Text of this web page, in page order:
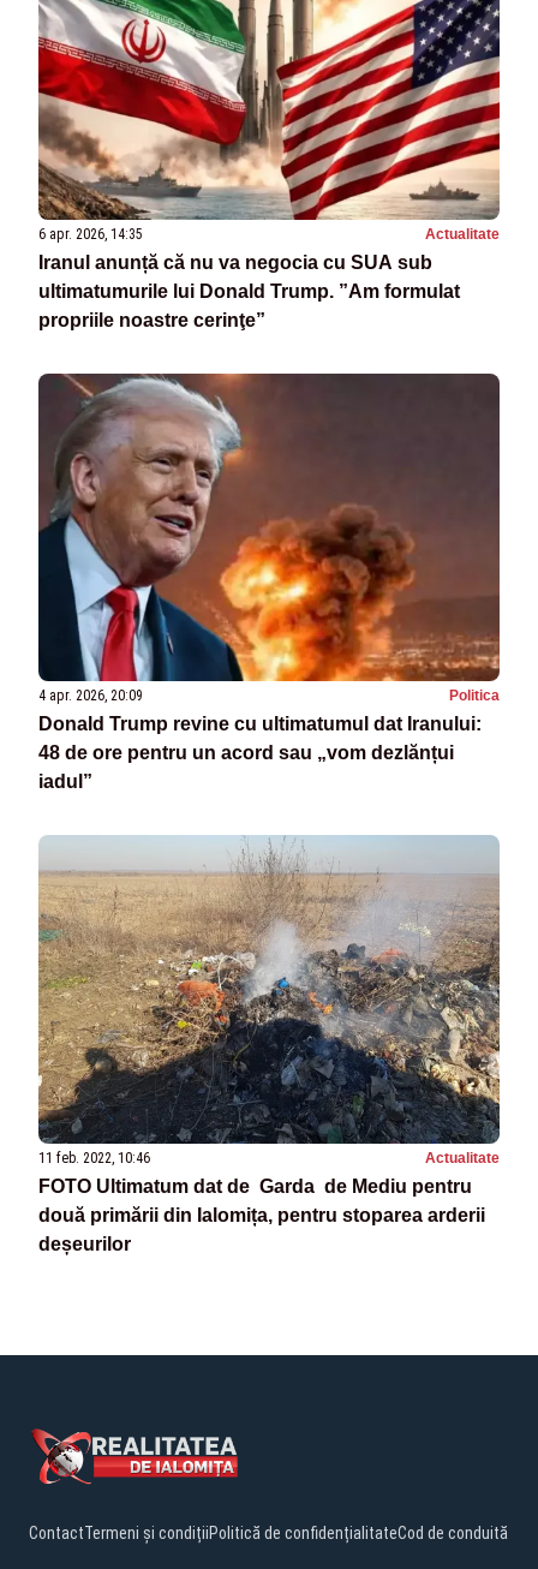
6 apr. 2026, 14:35 Actualitate
Iranul anunță că nu va negocia cu SUA sub
ultimatumurile lui Donald Trump. ”Am formulat
propriile noastre cerinţe”
4 apr. 2026, 20:09 Politica
Donald Trump revine cu ultimatumul dat Iranului:
48 de ore pentru un acord sau „vom dezlănțui
iadul”
11 feb. 2022, 10:46 Actualitate
FOTO Ultimatum dat de Garda de Mediu pentru
două primării din Ialomița, pentru stoparea arderii
deșeurilor
ContactTermeni și condițiiPolitică de confidențialitateCod de conduită